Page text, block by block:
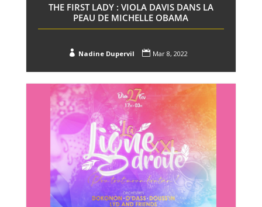
THE FIRST LADY : VIOLA DAVIS DANS LA
PEAU DE MICHELLE OBAMA
 Nadine Dupervil  Mar 8, 2022